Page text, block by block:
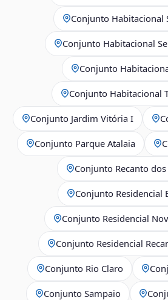
Conjunto Habitacional
Conjunto Habitacional
Conjunto
Conjunto Habitacional
Conjunto Jardim Vitória I
Conjunto Parque Atalaia
Conjunto Recanto
Conjunto Residencial
Conjunto Residencial
Conjunto Residencial
Conjunto Rio Claro
Conjunto Sampaio